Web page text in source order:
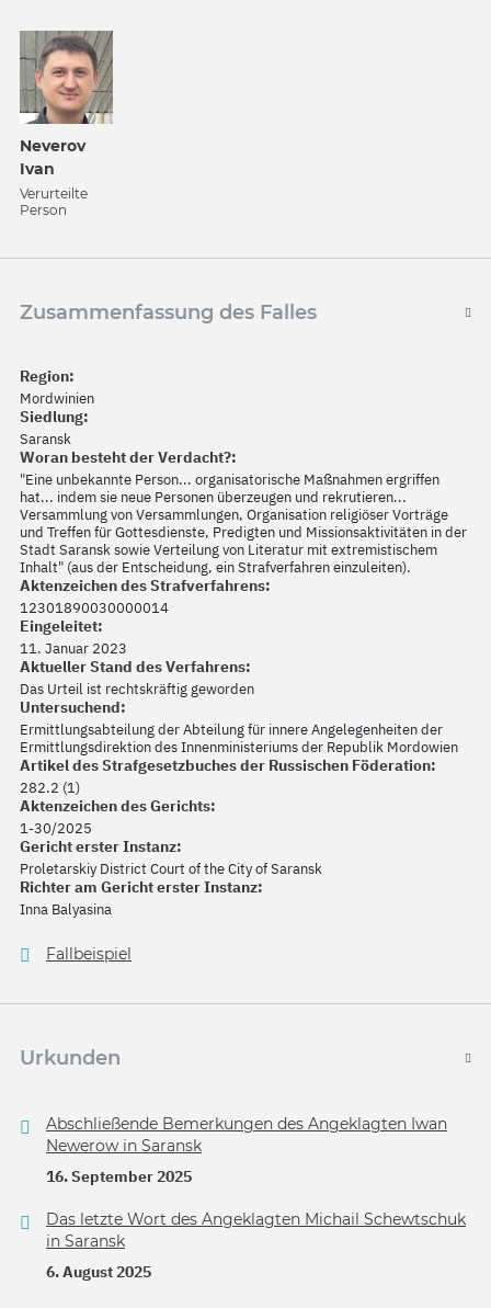
Neverov
Ivan
Verurteilte
Person
Zusammenfassung des Falles
Region:
Mordwinien
Siedlung:
Saransk
Woran besteht der Verdacht?:
"Eine unbekannte Person... organisatorische Maßnahmen ergriffen
hat... indem sie neue Personen überzeugen und rekrutieren...
Versammlung von Versammlungen, Organisation religiöser Vorträge
und Treffen für Gottesdienste, Predigten und Missionsaktivitäten in der
Stadt Saransk sowie Verteilung von Literatur mit extremistischem
Inhalt" (aus der Entscheidung, ein Strafverfahren einzuleiten).
Aktenzeichen des Strafverfahrens:
12301890030000014
Eingeleitet:
11. Januar 2023
Aktueller Stand des Verfahrens:
Das Urteil ist rechtskräftig geworden
Untersuchend:
Ermittlungsabteilung der Abteilung für innere Angelegenheiten der
Ermittlungsdirektion des Innenministeriums der Republik Mordowien
Artikel des Strafgesetzbuches der Russischen Föderation:
282.2 (1)
Aktenzeichen des Gerichts:
1-30/2025
Gericht erster Instanz:
Proletarskiy District Court of the City of Saransk
Richter am Gericht erster Instanz:
Inna Balyasina
Fallbeispiel
Urkunden
Abschließende Bemerkungen des Angeklagten Iwan
Newerow in Saransk
16. September 2025
Das letzte Wort des Angeklagten Michail Schewtschuk
in Saransk
6. August 2025